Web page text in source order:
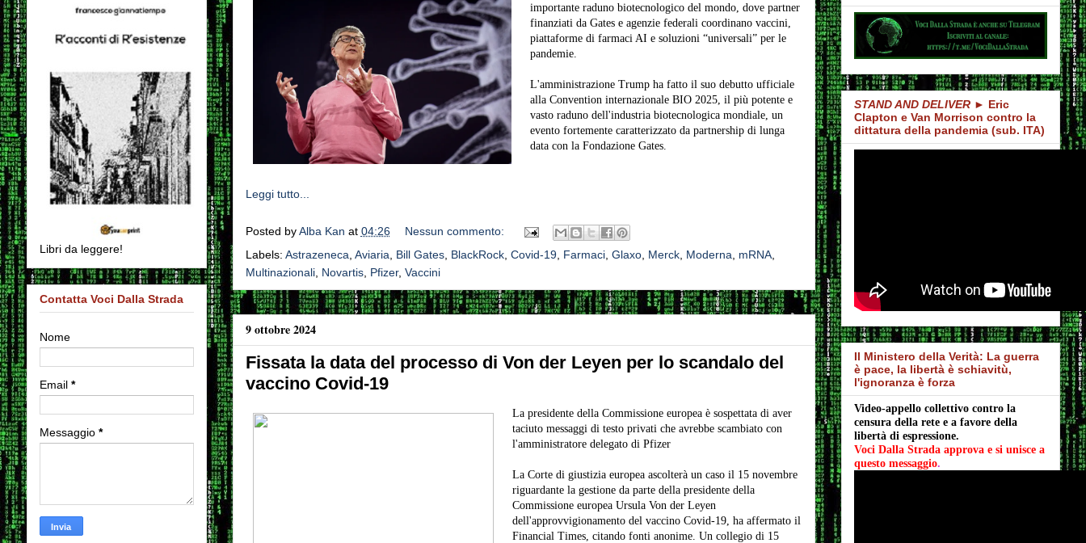
importante raduno biotecnologico del mondo, dove partner
finanziati da Gates e agenzie federali coordinano vaccini,
piattaforme di farmaci AI e soluzioni “universali” per le
pandemie.
L'amministrazione Trump ha fatto il suo debutto ufficiale
alla Convention internazionale BIO 2025, il più potente e
vasto raduno dell'industria biotecnologica mondiale, un
evento fortemente caratterizzato da partnership di lunga
data con la Fondazione Gates.
Leggi tutto...
Posted byAlba Kan at 04:26
Nessun commento:
Labels: Astrazeneca Aviaria Bill Gates, BlackRock, Covid-19, Farmaci, Glaxo, Merck, Moderna mRNA,
Multinazionali, Novartis, Pfizer, Vaccini
9 ottobre 2024
Fissata la data del processo di Von der Leyen per lo scandalo del
vaccino Covid-19
La presidente della Commissione europea è sospettata di aver
taciuto messaggi di testo privati ​​che avrebbe scambiato con
l'amministratore delegato di Pfizer
La Corte di giustizia europea ascolterà un caso il 15 novembre
riguardante la gestione da parte della presidente della
Commissione europea Ursula Von der Leyen
dell'approvvigionamento del vaccino Covid-19, ha affermato il
Financial Times, citando fonti anonime. Un collegio di 15
Libri da leggere!
Contatta Voci Dalla Strada
Nome
Email *
Messaggio *
STAND AND DELIVER► Eric
Clapton e Van Morrison contro la
dittatura della pandemia (sub. ITA)
Il Ministero della Verità: La guerra
è pace, la libertà è schiavitù,
l'ignoranza è forza
Video-appello collettivo contro la
censura della rete e a favore della
libertà di espressione.
Voci Dalla Strada approva e si unisce a
questo messaggio.